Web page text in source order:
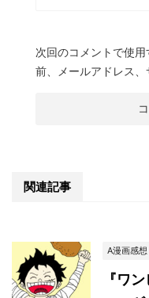
次回のコメントで使
前、メールアドレス、
関連記事
A漫画感想
『ワ